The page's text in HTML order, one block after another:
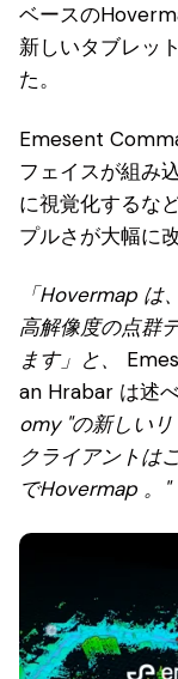
ベースの
新しいタブレッ
た。
Emesent
フェイスが組み
に視覚化するな
プルさが大幅に
「Hovermap は
高解像度の点群
ます」と、
an Hrabar は述べ
omy "の新しいリ
クライアントは
でHovermap 。"